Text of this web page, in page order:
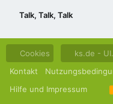
Talk, Talk, Talk
Cookies ks.de -
Kontakt
Hilfe und Impressum